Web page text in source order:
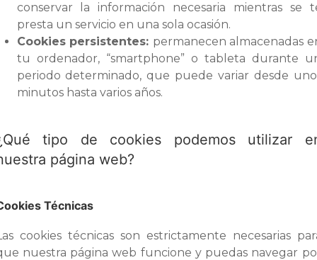
conservar la información necesaria mientras se
presta un servicio en una sola ocasión.
Cookies persistentes: permanecen almacenadas
tu ordenador, “smartphone” o tableta durante
periodo determinado, que puede variar desde
minutos hasta varios años.
tipo de cookies podemos utilizar
página web?
Técnicas
cookies técnicas son estrictamente necesarias
nuestra página web funcione y puedas navegar